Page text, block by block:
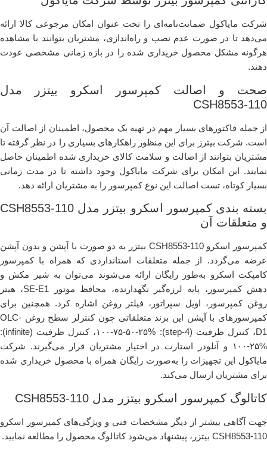
شرکت مایاکول ضمانت‌نامه‌ای را تحت عنوان امکان مرجوعی کالا ارائه
می‌دهد تا در صورت عدم نصب و راه‌اندازی، مشتریان بتوانند با مشاهده
هرگونه مشکل محصول خریداری شده را در بازه زمانی مشخصی عودت
دهند.
صحت و اصالت کمپرسور اسکرو بیتزر مدل
CSH8553-110
از جمله فاکتورهای بسیار مهم در تهیه یک محصول، اطمینان از اصالت آن
است. شرکت بیترز برای این منظور راهکارهای بسیاری را در نظر گرفته تا
مشتریان بتوانند از اصالت و سلامت کالای خریداری شده اطمینان حاصل
نمایند. این امکان برای شرکت مایاکول وجود داشته تا در مدت زمانی
بسیار کوتاه، تست اصالت این نوع کمپرسور را به مشتریان ارائه دهد.
بسته ‌بندی کمپرسور اسکرو بیتزر مدل CSH8553-110
و متعلقات آن
کمپرسور اسکرو CSH8553-110 بیتزر به دو صورت با آپشن و بدون آپشن
عرضه می‌گردد. از جمله متعلقات استانداردی که همراه با کمپرسور
کامپکت اسکرو به‌طور رایگان ارائه می‌شوند می‌توان به شیر مکش و
دهش کمپرسور، پایه لرزه‌گیر نگهدارنده، محافظ موتور SE-E1، هیتر
روغن کمپرسور، اویل سپراتور، فیلتر روغن اشاره کرد. همچنین برای
کمپرسورهای با آپشن این برند متعلقاتی چون کنترلر سطح روغن OLC-
D1، کنترل ظرفیت (4-step): ۱۰۰-۷۵-۵۰-۲۵%، کنترل ظرفیت (infinite):
۱۰۰-۲۵% و آنلودر استارت در اختیار مشتریان قرار می‌گیرند. شرکت
مایاکول این تجهیزات را به‌صورت رایگان همراه با محصول خریداری شده
برای مشتریان ارسال می‌کند.
کاتالوگ کمپرسور اسکرو بیتزر مدل CSH8553-110
جهت آگاهی بیشتر از دیگر مشخصات فنی و ویژگی‌های کمپرسور اسکرو
CSH8553-110 بیتزر، پیشنهاد می‌شود کاتالوگ محصول را مطالعه نمایید.